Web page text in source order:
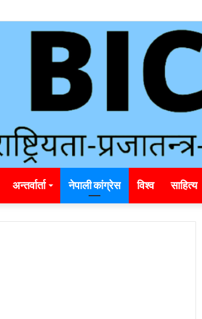
अन्तर्वार्ता नेपाली कांग्रेस विश्व साहित्य